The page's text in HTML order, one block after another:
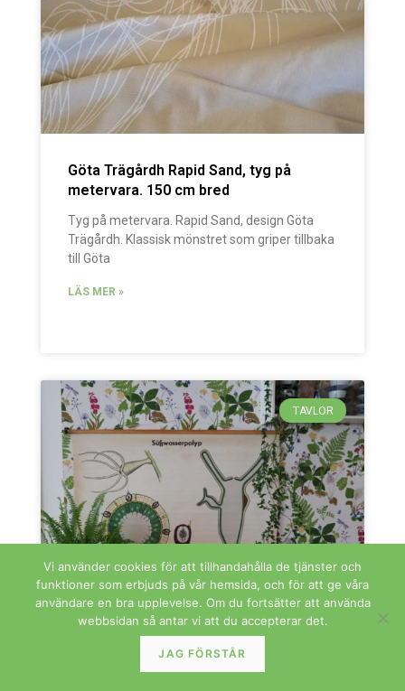
Göta Trägårdh Rapid Sand, tyg på
metervara. 150 cm bred
Tyg på metervara. Rapid Sand, design Göta
Trägårdh. Klassisk mönstret som griper tillbaka
till Göta
LÄS MER »
TAVLOR
Hydra skolplansch på väv. 117×78 cm
Vi använder cookies för att tillhandahålla de tjänster och
funktioner som erbjuds på vår hemsida, och för att ge våra
användare en bra upplevelse. Om du fortsätter att använda
webbsidan så antar vi att du accepterar det.
JAG FÖRSTÅR